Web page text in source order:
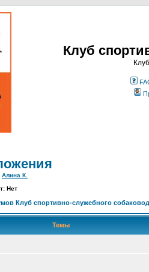
Клуб
Алина К.
Нет
Клуб спортивно-служебного
Темы